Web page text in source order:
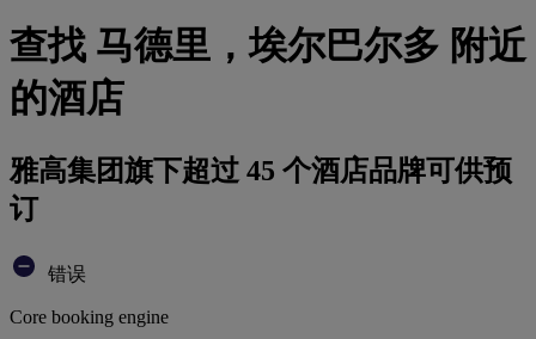
查找 马德里，埃尔巴尔多 附近
的酒店
雅高集团旗下超过 45 个酒店品牌可供预
订
错误
Core booking engine